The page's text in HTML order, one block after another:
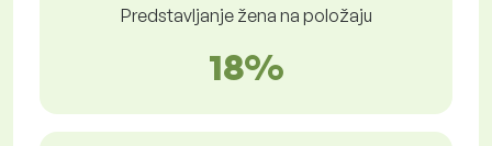
Predstavljanje žena na položaju
18%